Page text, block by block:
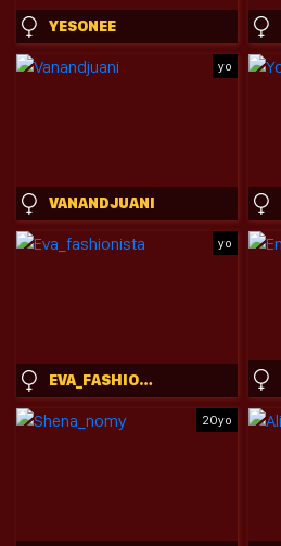
YESONEE
yo
VANANDJUANI
yo
EVA_FASHIONISTA
20yo